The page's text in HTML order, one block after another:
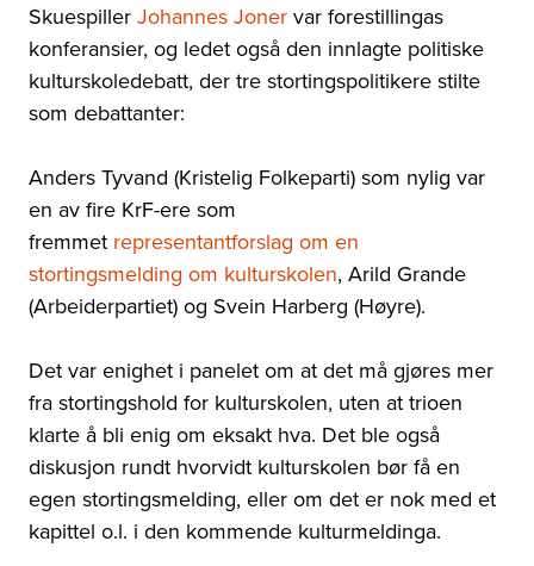
Skuespiller Johannes Joner var forestillingas
konferansier, og ledet også den innlagte politiske
kulturskoledebatt, der tre stortingspolitikere stilte
som debattanter:
Anders Tyvand (Kristelig Folkeparti) som nylig var
en av fire KrF-ere som
fremmet representantforslag om en
stortingsmelding om kulturskolen, Arild Grande
(Arbeiderpartiet) og Svein Harberg (Høyre).
Det var enighet i panelet om at det må gjøres mer
fra stortingshold for kulturskolen, uten at trioen
klarte å bli enig om eksakt hva. Det ble også
diskusjon rundt hvorvidt kulturskolen bør få en
egen stortingsmelding, eller om det er nok med et
kapittel o.l. i den kommende kulturmeldinga.